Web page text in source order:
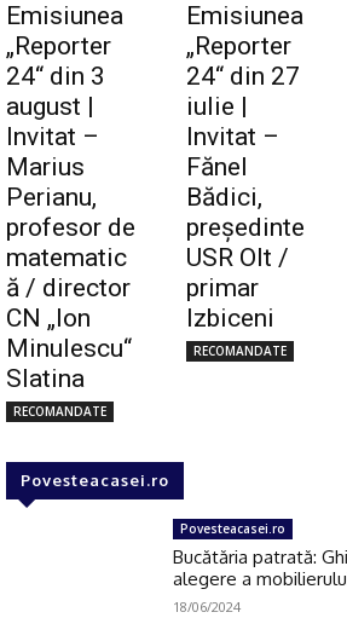
Emisiunea
„Reporter
24“ din 3
august |
Invitat –
Marius
Perianu,
profesor de
matematic
ă / director
CN „Ion
Minulescu“
Slatina
RECOMANDATE
Emisiunea
„Reporter
24“ din 27
iulie |
Invitat –
Fănel
Bădici,
preşedinte
USR Olt /
primar
Izbiceni
RECOMANDATE
Povesteacasei.ro
Povesteacasei.ro
Bucătăria patrată:
alegere a
18/06/2024